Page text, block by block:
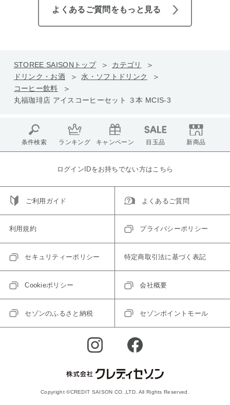
よくあるご質問をもっと見る
STOREE SAISONトップ
カテゴリ
ドリンク・お酒
水・ソフトドリンク
コーヒー飲料
丸福珈琲店 アイスコーヒーセット ３本 MCIS-3
条件検索 ランキング キャンペーン 目玉品 新商品
ログインIDをお持ちでない方はこちら
ご利用ガイド よくあるご質問
利用規約 プライバシーポリシー
セキュリティーポリシー 特定商取引法に基づく表記
Cookieポリシー 会社概要
セゾンのふるさと納税 セゾンポイントモール
Copyright ©CREDIT SAISON CO.,LTD. All Rights Reserved.